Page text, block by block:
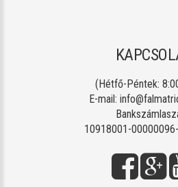
(Hétfő-Péntek:
E-mail:
10918001-